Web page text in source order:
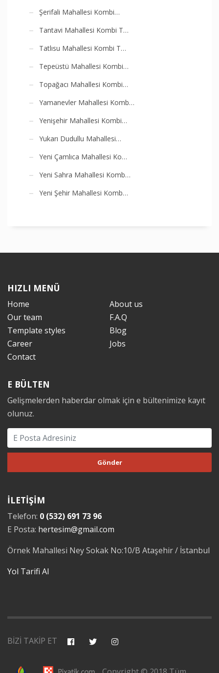
Şerifali Mahallesi Kombi…
Tantavi Mahallesi Kombi T…
Tatlısu Mahallesi Kombi T…
Tepeüstü Mahallesi Kombi…
Topağacı Mahallesi Kombi…
Yamanevler Mahallesi Komb…
Yenişehir Mahallesi Kombi…
Yukarı Dudullu Mahallesi…
Yeni Çamlıca Mahallesi Ko…
Yeni Sahra Mahallesi Komb…
Yeni Şehir Mahallesi Komb…
HIZLI MENÜ
Home
About us
Our team
F.A.Q
Template styles
Blog
Career
Jobs
Contact
E BÜLTEN
Gelişmelerden haberdar olmak için e bültenimize kayıt
olunuz.
İLETİŞİM
Telefon: 0 (532) 691 73 96
E Posta: hertesim@gmail.com
Örnek Mahallesi Ney Sokak No:10/B Ataşehir / İstanbul
Yol Tarifi Al
BİZİ TAKİP ET